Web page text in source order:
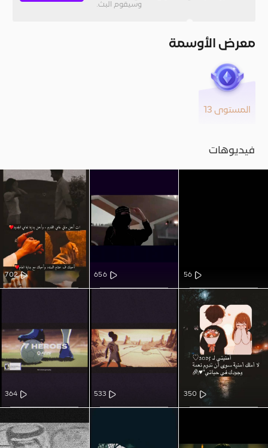
وسيقوم البث.
معرض الأوسمة
المستوى 13
فيديوهات
56
656
702
350
533
364